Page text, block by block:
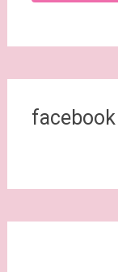
facebook